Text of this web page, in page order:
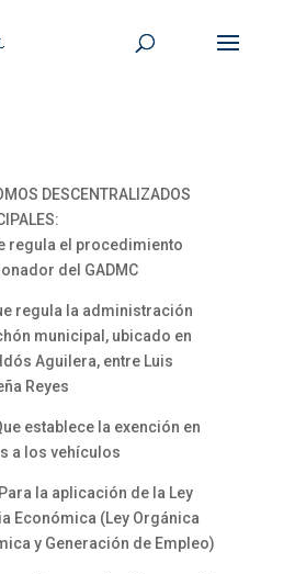
DESCENTRALIZADOS
regula el procedimiento
del GADMC
regula la administración
municipal, ubicado en
Aguilera, entre Luis
Reyes
establece la exención en
a los vehículos
la aplicación de la Ley
Económica (Ley Orgánica
y Generación de Empleo)